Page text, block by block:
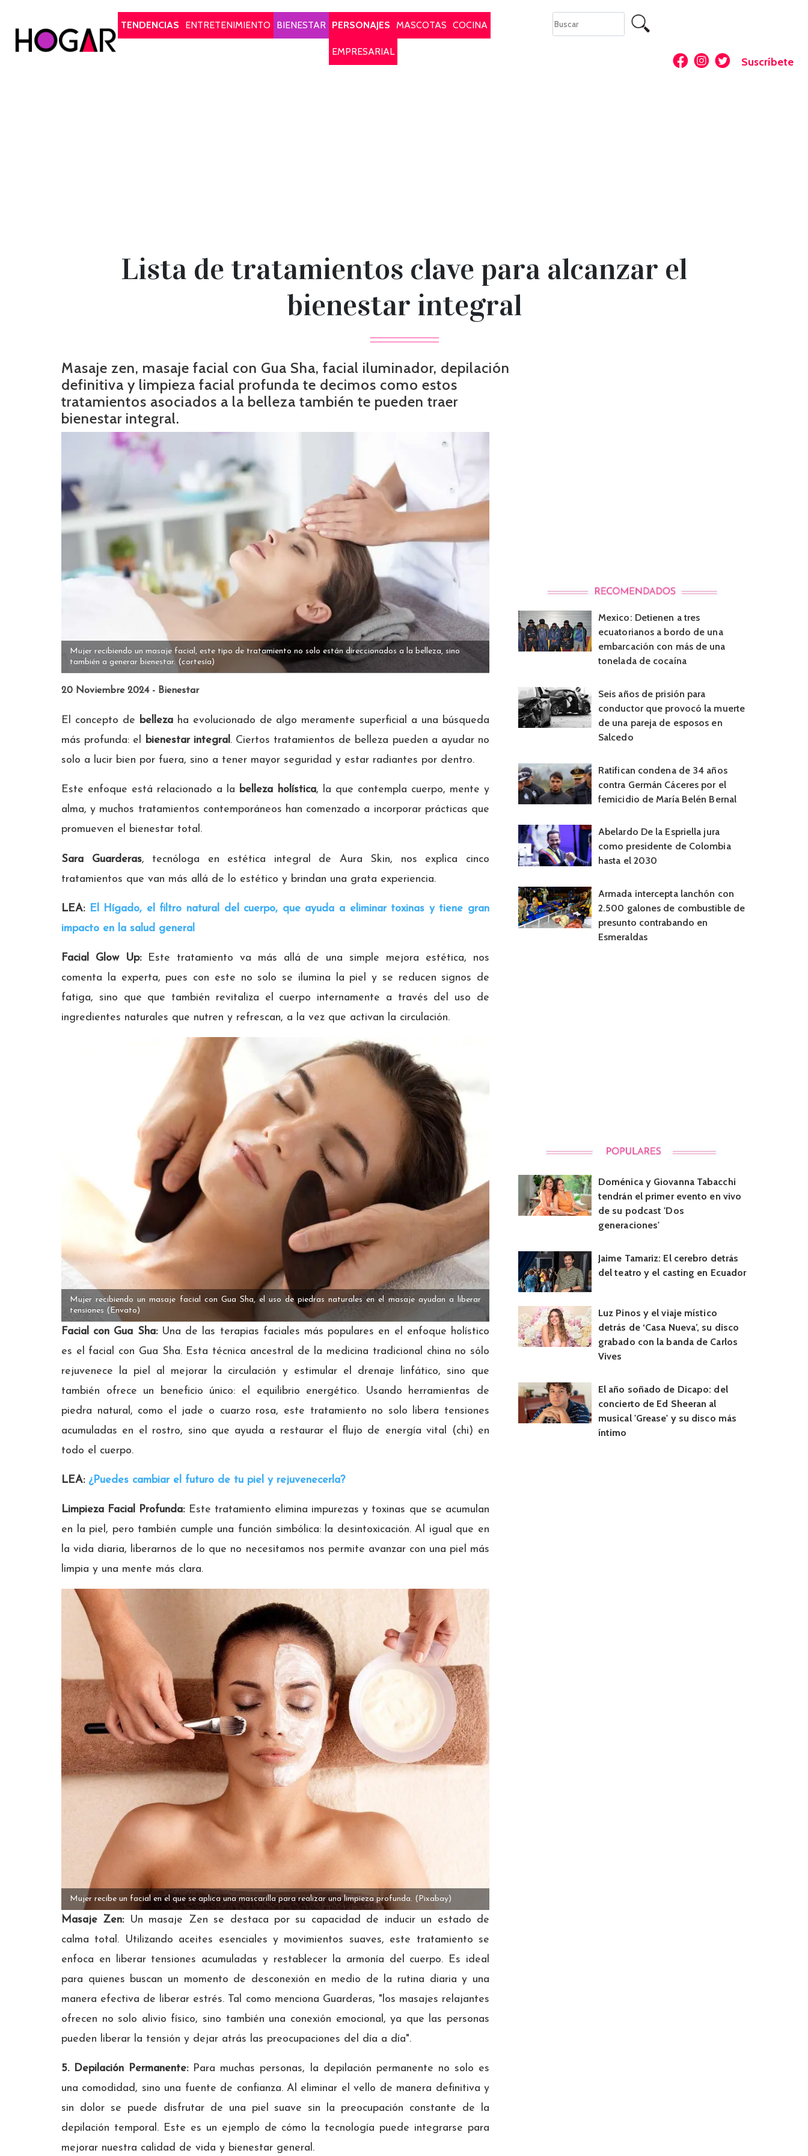
TENDENCIAS
ENTRETENIMIENTO BIENESTAR PERSONAJES MASCOTAS COCINA
EMPRESARIAL
Suscríbete
Lista de tratamientos clave para alcanzar el
bienestar integral
Masaje zen, masaje facial con Gua Sha, facial iluminador, depilación
definitiva y limpieza facial profunda te decimos como estos
tratamientos asociados a la belleza también te pueden traer
bienestar integral.
Mujer recibiendo un masaje facial, este tipo de tratamiento no solo están direccionados a la belleza, sino
también a generar bienestar. (cortesía)
20 Noviembre 2024 - Bienestar
El concepto de bellezaha evolucionado de algo meramente superficial a una búsqueda
más profunda: el
bienestar integral . Ciertos tratamientos de belleza pueden a ayudar no
solo a lucir bien por fuera, sino a tener mayor seguridad y estar radiantes por dentro.
Este enfoque está relacionado a la belleza holística, la que contempla cuerpo, mente y
alma, y muchos tratamientos contemporáneos han comenzado a incorporar prácticas que
promueven el bienestar total.
Sara Guarderas, tecnóloga en estética integral de Aura Skin, nos explica cinco
tratamientos que van más allá de lo estético y brindan una grata experiencia.
LEA:El Hígado, el filtro natural del cuerpo, que ayuda a eliminar toxinas y tiene gran
impacto en la salud general
Facial Glow Up:Este tratamiento
va más allá de una simple mejora estética, nos
comenta la experta, pues con este no solo se ilumina la piel y se reducen signos de
fatiga, sino que que también revitaliza el cuerpo internamente a través del uso de
ingredientes naturales que nutren y refrescan, a la vez que activan la circulación.
Mujer recibiendo un masaje facial con Gua Sha, el uso de piedras naturales en el masaje ayudan a liberar
tensiones (Envato)
Facial con Gua Sha: Una de las terapias faciales más populares en el enfoque holístico
es el facial con Gua Sha. Esta técnica ancestral de la medicina tradicional china no sólo
rejuvenece la piel al mejorar la circulación y estimular el drenaje linfático, sino que
también ofrece un beneficio único: el equilibrio energético. Usando herramientas de
piedra natural, como el jade o cuarzo rosa, este tratamiento no solo libera tensiones
acumuladas en el rostro, sino que ayuda a restaurar el flujo de energía vital (chi) en
todo el cuerpo.
LEA: ¿Puedes cambiar el futuro de tu piel y rejuvenecerla?
Limpieza Facial Profunda: Este tratamiento elimina impurezas y toxinas que se acumulan
en la piel, pero también cumple una función simbólica: la desintoxicación. Al igual que en
la vida diaria, liberarnos de lo que no necesitamos nos permite avanzar con una piel más
limpia y una mente más clara.
Mujer recibe un facial en el que se aplica una mascarilla para realizar una limpieza profunda. (Pixabay)
Masaje Zen: Un masaje Zen se destaca por su capacidad de inducir un estado de
calma total. Utilizando aceites esenciales y movimientos suaves, este tratamiento se
enfoca en liberar tensiones acumuladas y restablecer la armonía del cuerpo. Es ideal
para quienes buscan un momento de desconexión en medio de la rutina diaria y una
manera efectiva de liberar estrés. Tal como menciona Guarderas, "los masajes relajantes
ofrecen no solo alivio físico, sino también una conexión emocional, ya que las personas
pueden liberar la tensión y dejar atrás las preocupaciones del día a día".
5. Depilación Permanente: Para muchas personas, la depilación permanente no solo es
una comodidad, sino una fuente de confianza. Al eliminar el vello de manera definitiva y
sin dolor se puede disfrutar de una piel suave sin la preocupación constante de la
depilación temporal. Este es un ejemplo de cómo la tecnología puede integrarse para
mejorar nuestra calidad de vida y bienestar general.
Mexico: Detienen a tres
ecuatorianos a bordo de una
embarcación con más de una
tonelada de cocaína
Seis años de prisión para
conductor que provocó la muerte
de una pareja de esposos en
Salcedo
Ratifican condena de 34 años
contra Germán Cáceres por el
femicidio de María Belén Bernal
Abelardo De la Espriella jura
como presidente de Colombia
hasta el 2030
Armada intercepta lanchón con
2.500 galones de combustible de
presunto contrabando en
Esmeraldas
Doménica y Giovanna Tabacchi
tendrán el primer evento en vivo
de su podcast 'Dos
generaciones'
Jaime Tamariz: El cerebro detrás
del teatro y el casting en Ecuador
Luz Pinos y el viaje místico
detrás de ‘Casa Nueva’, su disco
grabado con la banda de Carlos
Vives
El año soñado de Dicapo: del
concierto de Ed Sheeran al
musical 'Grease' y su disco más
íntimo